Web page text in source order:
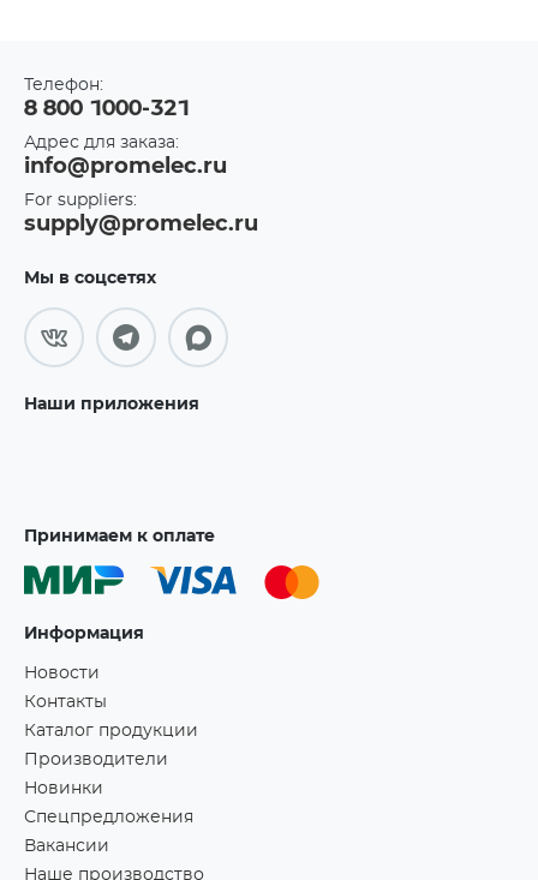
Телефон:
8 800 1000-321
Адрес для заказа:
info@promelec.ru
For suppliers:
supply@promelec.ru
Мы в соцсетях
Наши приложения
Принимаем к оплате
Информация
Новости
Контакты
Каталог продукции
Производители
Новинки
Спецпредложения
Вакансии
Наше производство